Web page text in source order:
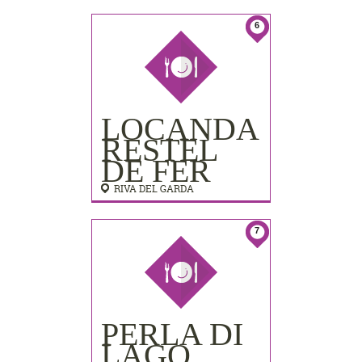
LIDO
PALACE) 6
LOCANDA
RESTEL
DE FER
RIVA DEL GARDA
7
PERLA DI